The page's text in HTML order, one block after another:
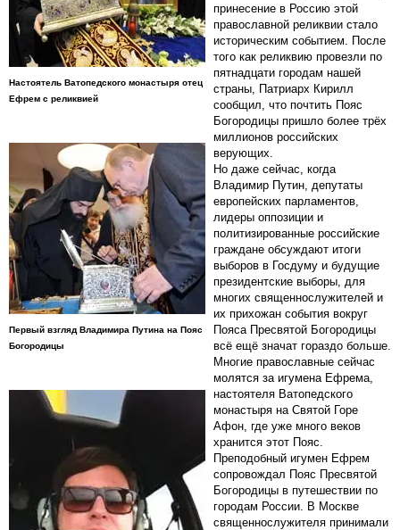
Настоятель Ватопедского монастыря отец
Ефрем с реликвией
Первый взгляд Владимира Путина на Пояс
Богородицы
принесение в Россию этой
православной реликвии стало
историческим событием. После
того как реликвию провезли по
пятнадцати городам нашей
страны, Патриарх Кирилл
сообщил, что почтить Пояс
Богородицы пришло более трёх
миллионов российских
верующих.
Но даже сейчас, когда
Владимир Путин, депутаты
европейских парламентов,
лидеры оппозиции и
политизированные российские
граждане обсуждают итоги
выборов в Госдуму и будущие
президентские выборы, для
многих священнослужителей и
их прихожан события вокруг
Пояса Пресвятой Богородицы
всё ещё значат гораздо больше.
Многие православные сейчас
молятся за игумена Ефрема,
настоятеля Ватопедского
монастыря на Святой Горе
Афон, где уже много веков
хранится этот Пояс.
Преподобный игумен Ефрем
сопровождал Пояс Пресвятой
Богородицы в путешествии по
городам России. В Москве
священнослужителя принимали